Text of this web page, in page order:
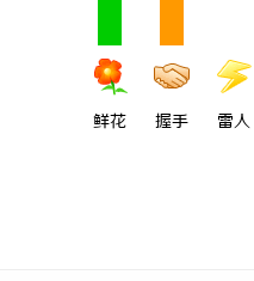
鲜花 握手 雷人